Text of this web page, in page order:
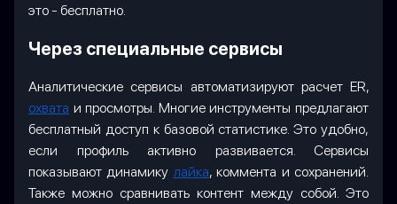
это - бесплатно.
Через специальные сервисы
Аналитические сервисы автоматизируют расчет ER,
охвата и просмотры. Многие инструменты предлагают
бесплатный доступ к базовой статистике. Это удобно,
если профиль активно развивается. Сервисы
показывают динамику лайка, коммента и сохранений.
Также можно сравнивать контент между собой. Это